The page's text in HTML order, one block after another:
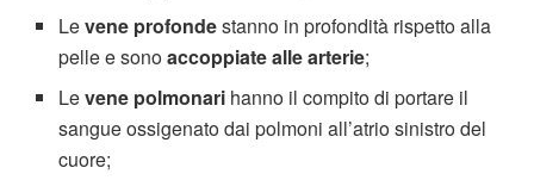
Levene profondestanno in profondità rispetto alla
pelle e sonoaccoppiate alle arterie;
Levene polmonari hanno il compito di portare il
sangue ossigenato dai polmoni all’atrio sinistro del
cuore;